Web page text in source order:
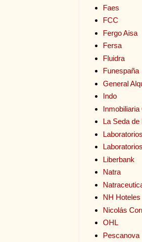
Faes
FCC
Fergo Aisa
Fersa
Fluidra
Funespaña
General
Indo
Inmobiliaria
La Seda de
Liberbank
Natra
NH Hoteles
Nicolás
OHL
Pescanova